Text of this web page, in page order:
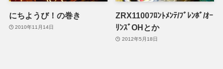
にちようび！の巻き
2010年11月14日
ZRX1100ﾌﾛﾝﾄﾒﾝﾃ/ﾌﾞﾚﾝﾎﾞ/ｵｰ
ﾘﾝｽﾞOHとか
2012年5月18日